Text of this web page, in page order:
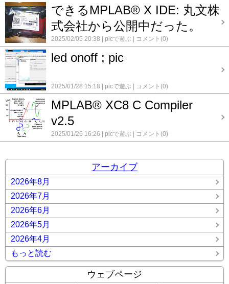
できるMPLAB® X IDE: 丸文株
式会社から公開中だった。
2025/02/05 20:38 picで遊ぶ コメント(0)
led onoff ; pic
2025/01/28 15:18 picで遊ぶ コメント(0)
MPLAB® XC8 C Compiler
v2.5
2025/01/26 16:26 picで遊ぶ コメント(0)
アーカイブ
2026年8月
2026年7月
2026年6月
2026年5月
2026年4月
もっと読む
ウェブページ